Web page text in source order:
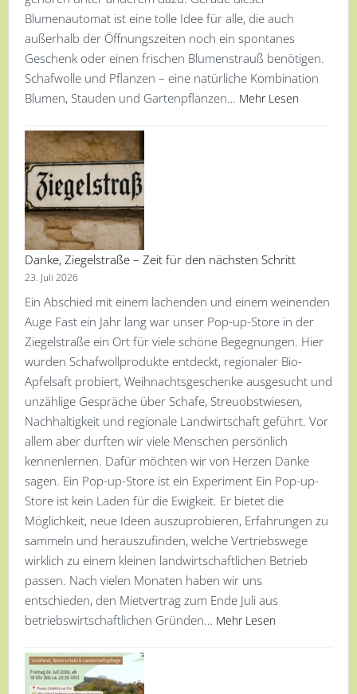
Blumenautomat ist eine tolle Idee für alle, die auch
außerhalb der Öffnungszeiten noch ein spontanes
Geschenk oder einen frischen Blumenstrauß benötigen.
Schafwolle und Pflanzen – eine natürliche Kombination
Blumen, Stauden und Gartenpflanzen… Mehr Lesen
Danke, Ziegelstraße – Zeit für den nächsten Schritt
23. Juli 2026
Ein Abschied mit einem lachenden und einem weinenden
Auge Fast ein Jahr lang war unser Pop-up-Store in der
Ziegelstraße ein Ort für viele schöne Begegnungen. Hier
wurden Schafwollprodukte entdeckt, regionaler Bio-
Apfelsaft probiert, Weihnachtsgeschenke ausgesucht und
unzählige Gespräche über Schafe, Streuobstwiesen,
Nachhaltigkeit und regionale Landwirtschaft geführt. Vor
allem aber durften wir viele Menschen persönlich
kennenlernen. Dafür möchten wir von Herzen Danke
sagen. Ein Pop-up-Store ist ein Experiment Ein Pop-up-
Store ist kein Laden für die Ewigkeit. Er bietet die
Möglichkeit, neue Ideen auszuprobieren, Erfahrungen zu
sammeln und herauszufinden, welche Vertriebswege
wirklich zu einem kleinen landwirtschaftlichen Betrieb
passen. Nach vielen Monaten haben wir uns
entschieden, den Mietvertrag zum Ende Juli aus
betriebswirtschaftlichen Gründen… Mehr Lesen